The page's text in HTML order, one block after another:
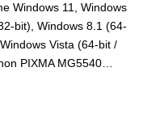
Windows 11, Windows
bit), Windows 8.1 (64-
Vista (64-bit /
PIXMA MG5540…